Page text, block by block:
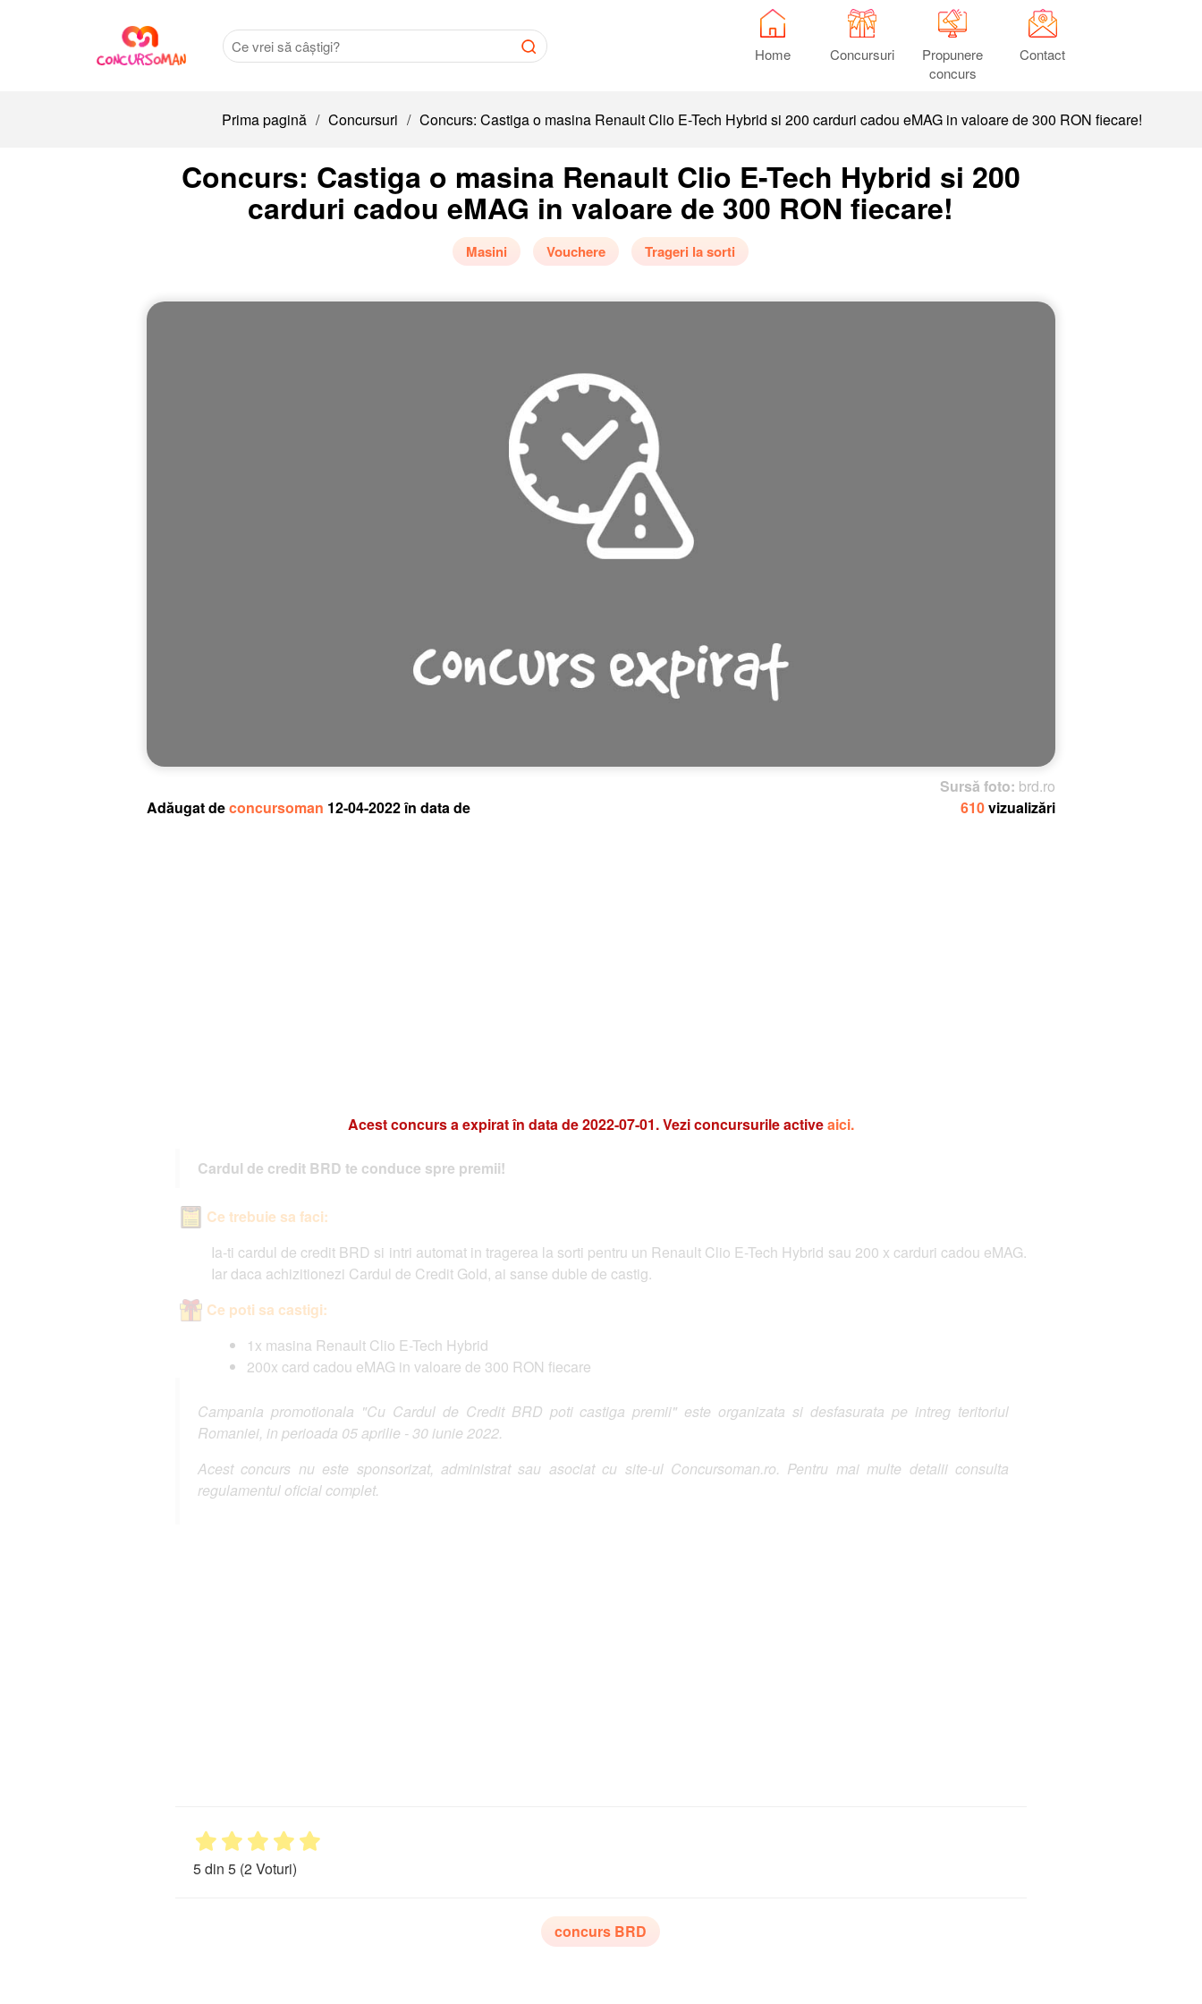
Home Concursuri
Propunere
concurs
Contact
Prima pagină / Concursuri / Concurs: Castiga o masina Renault Clio E-Tech Hybrid si 200 carduri cadou eMAG in valoare de 300 RON fiecare!
Concurs: Castiga o masina Renault Clio E-Tech Hybrid si 200
carduri cadou eMAG in valoare de 300 RON fiecare!
Masini Vouchere Trageri la sorti
Sursă foto: brd.ro
Adăugat deconcursoman 12-04-2022 în data de 610vizualizări
Acest concurs a expirat în data de 2022-07-01. Vezi concursurile activeaici.
Cardul de credit BRD te conduce spre premii!
Ce trebuie sa faci:
Ia-ti cardul de credit BRD si intri automat in tragerea la sorti pentru un Renault Clio E-Tech Hybrid sau 200 x carduri cadou eMAG.
Iar daca achizitionezi Cardul de Credit Gold, ai sanse duble de castig.
Ce poti sa castigi:
1x masina Renault Clio E-Tech Hybrid
200x card cadou eMAG in valoare de 300 RON fiecare
Campania promotionala "Cu Cardul de Credit BRD poti castiga premii" este organizata si desfasurata pe intreg teritoriul
Romaniei, in perioada 05 aprilie - 30 iunie 2022.
Acest concurs nu este sponsorizat, administrat sau asociat cu site-ul Concursoman.ro. Pentru mai multe detalii consulta
regulamentul oficial complet.
5 din 5 (2 Voturi)
concurs BRD